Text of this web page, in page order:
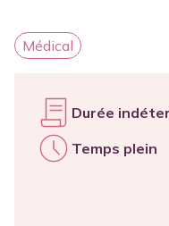
Catégorie
Médical
Durée
Temps plein